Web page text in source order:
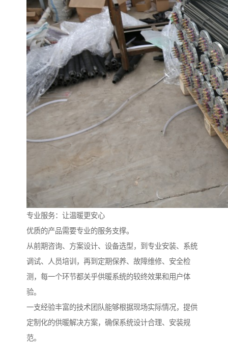
专业服务：让温暖更安心
优质的产品需要专业的服务支撑。
从前期咨询、方案设计、设备选型，到专业安装、系统
调试、人员培训，再到定期保养、故障维修、安全检
测，每一个环节都关乎供暖系统的较终效果和用户体
验。
一支经验丰富的技术团队能够根据现场实际情况，提供
定制化的供暖解决方案，确保系统设计合理、安装规
范。